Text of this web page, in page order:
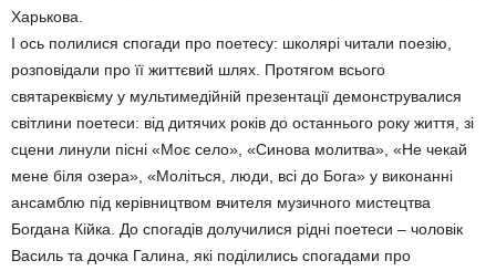
Харькова.
І ось полилися спогади про поетесу: школярі читали поезію,
розповідали про її життєвий шлях. Протягом всього
святареквієму у мультимедійній презентації демонструвалися
світлини поетеси: від дитячих років до останнього року життя, зі
сцени линули пісні «Моє село», «Синова молитва», «Не чекай
мене біля озера», «Моліться, люди, всі до Бога» у виконанні
ансамблю під керівництвом вчителя музичного мистецтва
Богдана Кійка. До спогадів долучилися рідні поетеси – чоловік
Василь та дочка Галина, які поділились спогадами про